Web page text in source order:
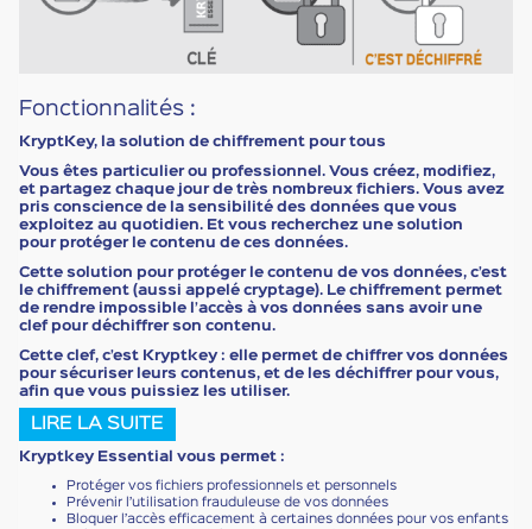
Fonctionnalités :
KryptKey, la solution de chiffrement pour tous
Vous êtes particulier ou professionnel. Vous créez, modifiez,
et partagez chaque jour de très nombreux fichiers. Vous avez
pris conscience de la sensibilité des données que vous
exploitez au quotidien. Et vous recherchez une solution
pour protéger le contenu de ces données.
Cette solution pour protéger le contenu de vos données, c’est
le chiffrement (aussi appelé cryptage). Le chiffrement permet
de rendre impossible l’accès à vos données sans avoir une
clef pour déchiffrer son contenu.
Cette clef, c’est Kryptkey : elle permet de chiffrer vos données
pour sécuriser leurs contenus, et de les déchiffrer pour vous,
afin que vous puissiez les utiliser.
LIRE LA SUITE
Kryptkey Essential vous permet :
Protéger vos fichiers professionnels et personnels
Prévenir l’utilisation frauduleuse de vos données
Bloquer l’accès efficacement à certaines données pour vos enfants